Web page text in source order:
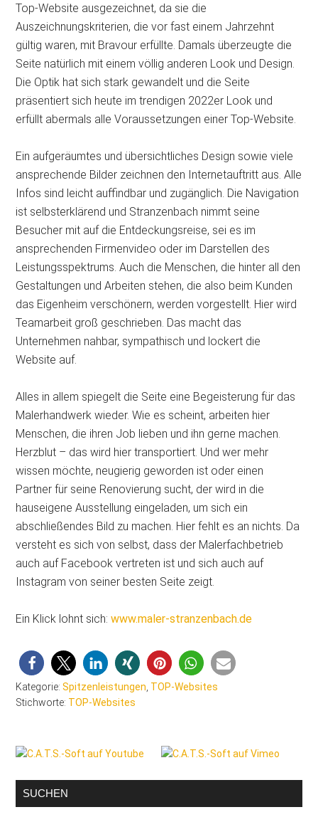
Top-Website ausgezeichnet, da sie die
Auszeichnungskriterien, die vor fast einem Jahrzehnt
gültig waren, mit Bravour erfüllte. Damals überzeugte die
Seite natürlich mit einem völlig anderen Look und Design.
Die Optik hat sich stark gewandelt und die Seite
präsentiert sich heute im trendigen 2022er Look und
erfüllt abermals alle Voraussetzungen einer Top-Website.
Ein aufgeräumtes und übersichtliches Design sowie viele
ansprechende Bilder zeichnen den Internetauftritt aus. Alle
Infos sind leicht auffindbar und zugänglich. Die Navigation
ist selbsterklärend und Stranzenbach nimmt seine
Besucher mit auf die Entdeckungsreise, sei es im
ansprechenden Firmenvideo oder im Darstellen des
Leistungsspektrums. Auch die Menschen, die hinter all den
Gestaltungen und Arbeiten stehen, die also beim Kunden
das Eigenheim verschönern, werden vorgestellt. Hier wird
Teamarbeit groß geschrieben. Das macht das
Unternehmen nahbar, sympathisch und lockert die
Website auf.
Alles in allem spiegelt die Seite eine Begeisterung für das
Malerhandwerk wieder. Wie es scheint, arbeiten hier
Menschen, die ihren Job lieben und ihn gerne machen.
Herzblut – das wird hier transportiert. Und wer mehr
wissen möchte, neugierig geworden ist oder einen
Partner für seine Renovierung sucht, der wird in die
hauseigene Ausstellung eingeladen, um sich ein
abschließendes Bild zu machen. Hier fehlt es an nichts. Da
versteht es sich von selbst, dass der Malerfachbetrieb
auch auf Facebook vertreten ist und sich auch auf
Instagram von seiner besten Seite zeigt.
Ein Klick lohnt sich:www.maler-stranzenbach.de
Kategorie:Spitzenleistungen TOP-Websites
Stichworte: TOP-Websites
Seitenspalte
SUCHEN